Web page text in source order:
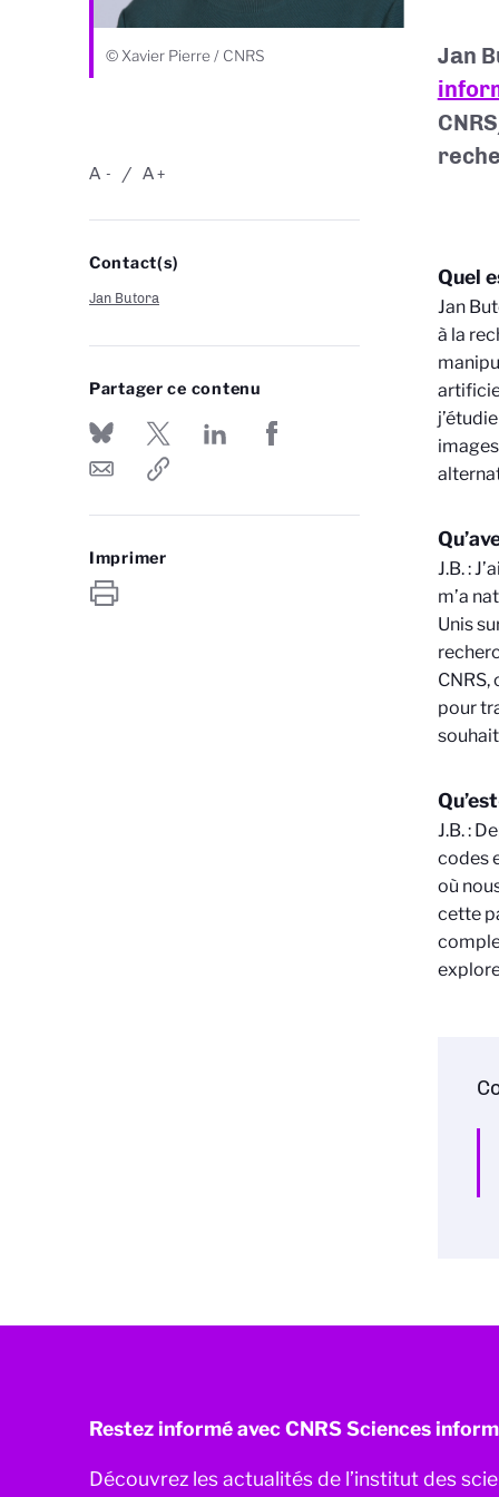
© Xavier Pierre / CNRS
-
A +
A
Contact(s)
Jan Butora
Partager ce contenu
Imprimer
Jan
Quel
Jan
à la
J.B. :
m’a
Unis
pour
J.B. :
codes
où
cette
Restez informé avec CNRS Sciences
Découvrez les actualités de l’institut des